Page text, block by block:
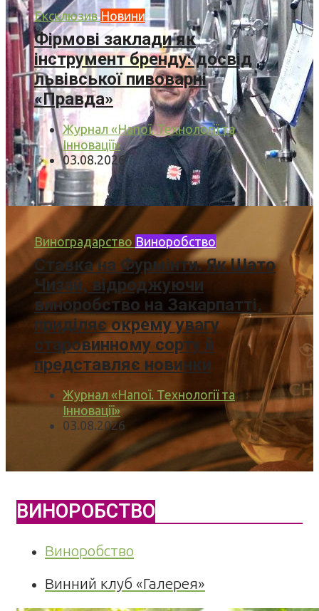
ЕксклюзивНовини
Фірмові заклади як
інструмент бренду: досвід
львівської пивоварні
«Правда»
Журнал «Напої. Технології та
Інновації»
03.08.2026
Виноградарство Виноробство
Ставка на Фурмінти. Як Шато
Чизай, відроджуючи
виноробство на Закарпатті,
приділяє окрему увагу
старовинному сорту й
представляє новинки
Журнал «Напої. Технології та
Інновації»
03.08.2026
ВИНОРОБСТВО
Виноробство
Винний клуб «Галерея»